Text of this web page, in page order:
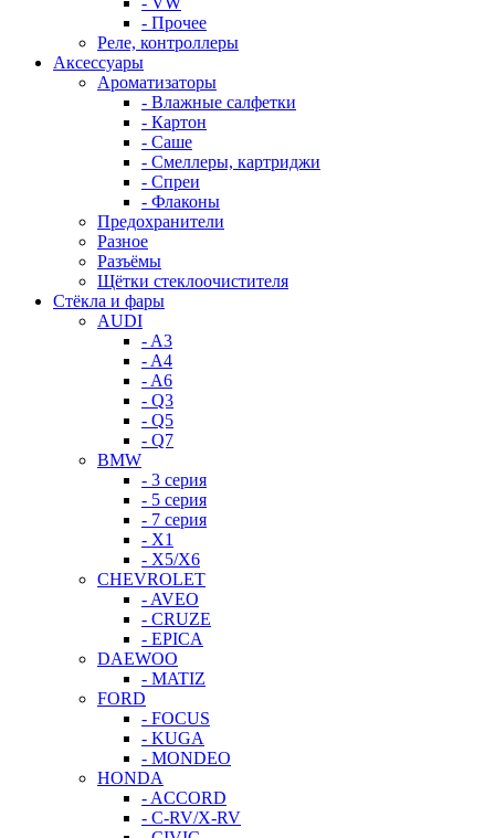
- Прочее
Реле, контроллеры
Аксессуары
Ароматизаторы
- Влажные салфетки
- Картон
- Саше
- Смеллеры, картриджи
- Спреи
- Флаконы
Предохранители
Разное
Разъёмы
Щётки стеклоочистителя
Стёкла и фары
AUDI
- A3
- A4
- A6
- Q3
- Q5
- Q7
BMW
- 3 серия
- 5 серия
- 7 серия
- X1
- X5/X6
CHEVROLET
- AVEO
- CRUZE
- EPICA
DAEWOO
- MATIZ
FORD
- FOCUS
- KUGA
- MONDEO
HONDA
- ACCORD
- C-RV/X-RV